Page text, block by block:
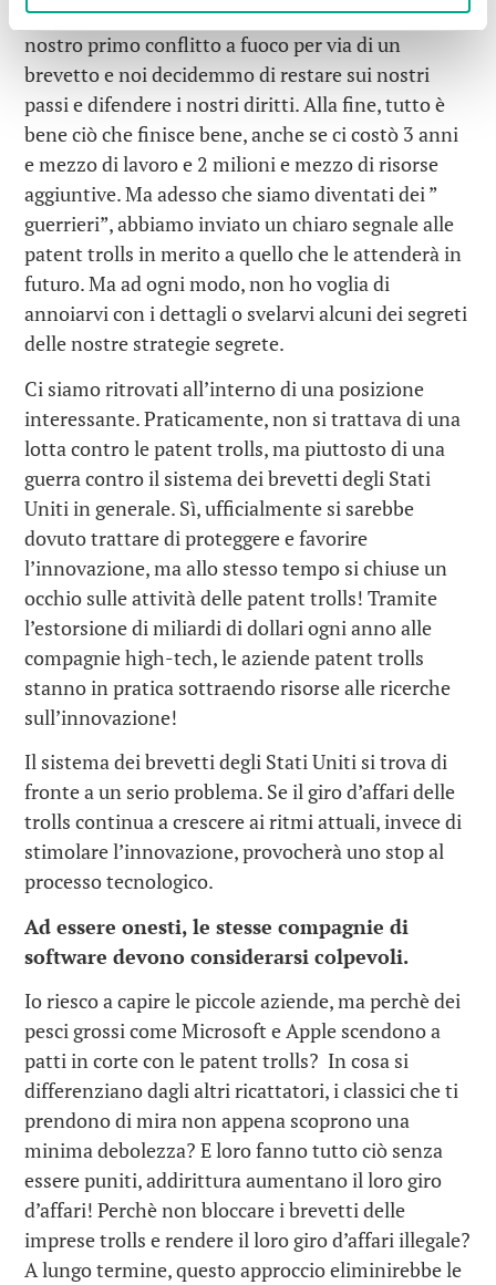
all’ultima cartuccia a disposizione. Si trattava del
nostro primo conflitto a fuoco per via di un
brevetto e noi decidemmo di restare sui nostri
passi e difendere i nostri diritti. Alla fine, tutto è
bene ciò che finisce bene, anche se ci costò 3 anni
e mezzo di lavoro e 2 milioni e mezzo di risorse
aggiuntive. Ma adesso che siamo diventati dei ”
guerrieri”, abbiamo inviato un chiaro segnale alle
patent trolls in merito a quello che le attenderà in
futuro. Ma ad ogni modo, non ho voglia di
annoiarvi con i dettagli o svelarvi alcuni dei segreti
delle nostre strategie segrete.
Ci siamo ritrovati all’interno di una posizione
interessante. Praticamente, non si trattava di una
lotta contro le patent trolls, ma piuttosto di una
guerra contro il sistema dei brevetti degli Stati
Uniti in generale. Sì, ufficialmente si sarebbe
dovuto trattare di proteggere e favorire
l’innovazione, ma allo stesso tempo si chiuse un
occhio sulle attività delle patent trolls! Tramite
l’estorsione di miliardi di dollari ogni anno alle
compagnie high-tech, le aziende patent trolls
stanno in pratica sottraendo risorse alle ricerche
sull’innovazione!
Il sistema dei brevetti degli Stati Uniti si trova di
fronte a un serio problema. Se il giro d’affari delle
trolls continua a crescere ai ritmi attuali, invece di
stimolare l’innovazione, provocherà uno stop al
processo tecnologico.
Ad essere onesti, le stesse compagnie di
software devono considerarsi colpevoli.
Io riesco a capire le piccole aziende, ma perchè dei
pesci grossi come Microsoft e Apple scendono a
patti in corte con le patent trolls? In cosa si
differenziano dagli altri ricattatori, i classici che ti
prendono di mira non appena scoprono una
minima debolezza? E loro fanno tutto ciò senza
essere puniti, addirittura aumentano il loro giro
d’affari! Perchè non bloccare i brevetti delle
imprese trolls e rendere il loro giro d’affari illegale?
A lungo termine, questo approccio eliminirebbe le